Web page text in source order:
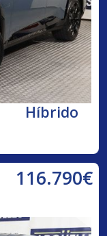
Híbrido
116.790€